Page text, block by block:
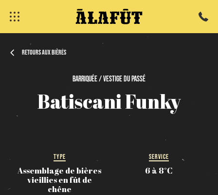
Retours aux bières
Barriquée / Vestigedupassé
BatiscaniFunky
TYPE
Assemblage de bières
vieillies en fût de
chêne
SERVICE
6 à 8°C